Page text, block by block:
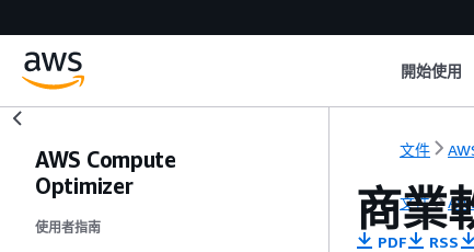
開始使用
AWS Compute
Optimizer
使用者指南
文件
文件
商業
PDF RSS